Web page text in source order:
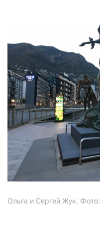
Ольга и Сергей Жук.